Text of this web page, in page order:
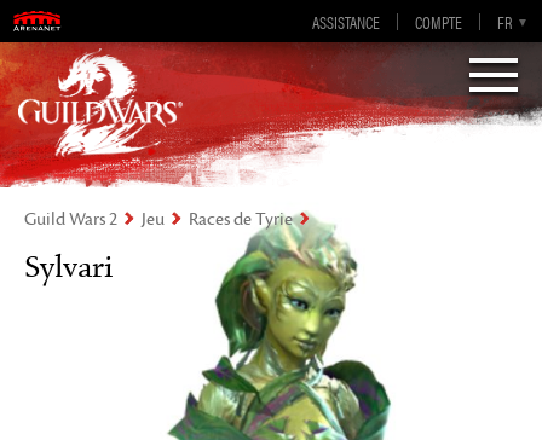
ASSISTANCE COMPTE FR
EN
DE
ES
EN-GB
Visions of Eternity
Guild Wars 2
Guild Wars 2 Jeu Races de Tyrie
Sylvari